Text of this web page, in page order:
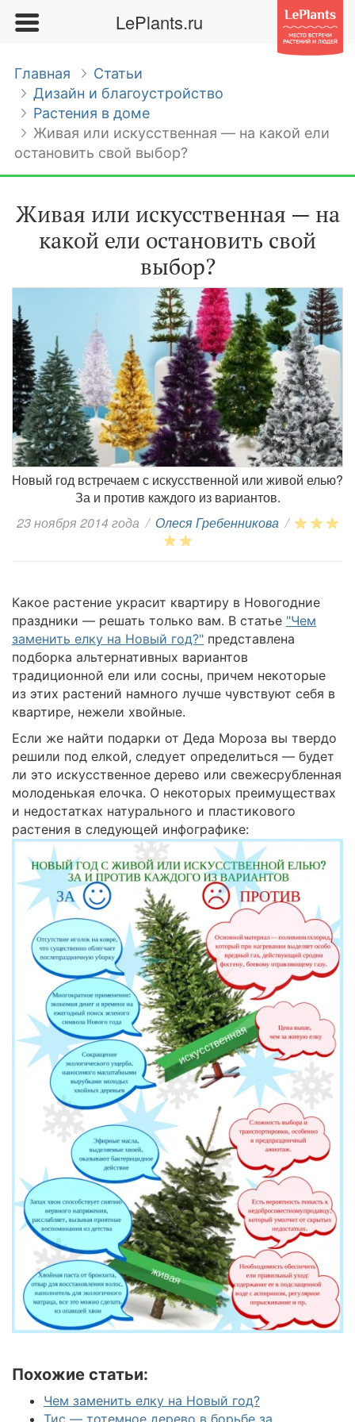
LePlants.ru
Главная
Статьи
Дизайн и благоустройство
Растения в доме
Живая или искусственная — на какой ели
остановить свой выбор?
Живая или искусственная — на
какой ели остановить свой
выбор?
Новый год встречаем с искусственной или живой елью?
За и против каждого из вариантов.
23 ноября 2014 года / Олеся Гребенникова /
Какое растение украсит квартиру в Новогодние
праздники — решать только вам. В статье "Чем
заменить елку на Новый год?" представлена
подборка альтернативных вариантов
традиционной ели или сосны, причем некоторые
из этих растений намного лучше чувствуют себя в
квартире, нежели хвойные.
Если же найти подарки от Деда Мороза вы твердо
решили под елкой, следует определиться — будет
ли это искусственное дерево или свежесрубленная
молоденькая елочка. О некоторых преимуществах
и недостатках натурального и пластикового
растения в следующей инфографике:
Похожие статьи:
Чем заменить елку на Новый год?